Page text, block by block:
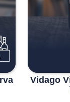
Vidago